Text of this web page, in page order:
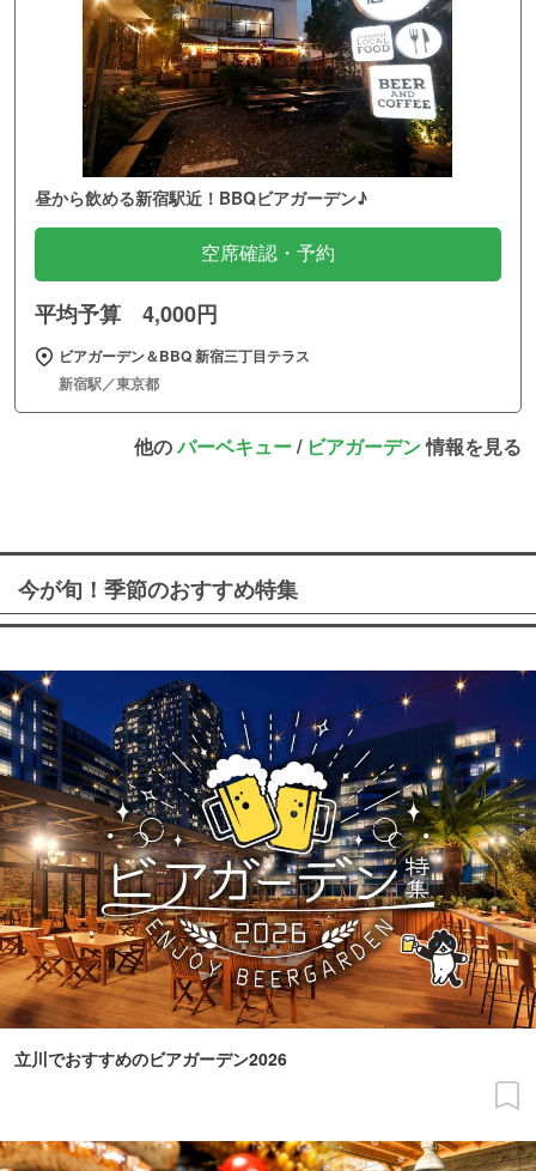
昼から飲める新宿駅近！BBQビアガーデン♪
空席確認・予約
平均予算 4,000円
ビアガーデン＆BBQ 新宿三丁目テラス
新宿駅／東京都
他のバーベキュー/ ビアガーデン情報を見る
今が旬！季節のおすすめ特集
立川でおすすめのビアガーデン2026